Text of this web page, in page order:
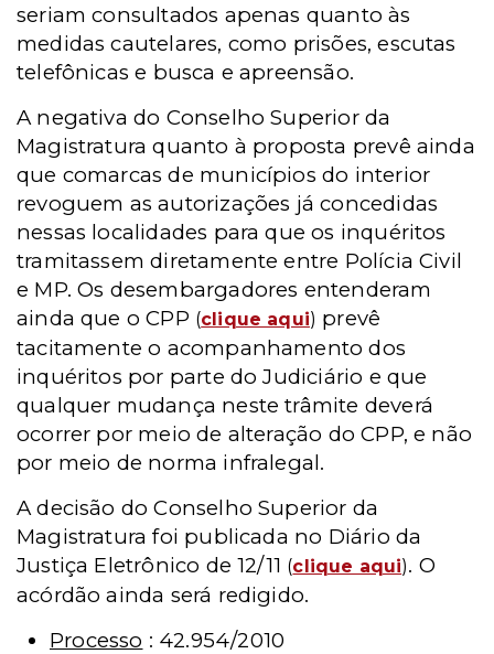
seriam consultados apenas quanto às
medidas cautelares, como prisões, escutas
telefônicas e busca e apreensão.
A negativa do Conselho Superior da
Magistratura quanto à proposta prevê ainda
que comarcas de municípios do interior
revoguem as autorizações já concedidas
nessas localidades para que os inquéritos
tramitassem diretamente entre Polícia Civil
e MP. Os desembargadores entenderam
ainda que o CPP (clique aqui) prevê
tacitamente o acompanhamento dos
inquéritos por parte do Judiciário e que
qualquer mudança neste trâmite deverá
ocorrer por meio de alteração do CPP, e não
por meio de norma infralegal.
A decisão do Conselho Superior da
Magistratura foi publicada no Diário da
Justiça Eletrônico de 12/11 (clique aqui). O
acórdão ainda será redigido.
Processo : 42.954/2010